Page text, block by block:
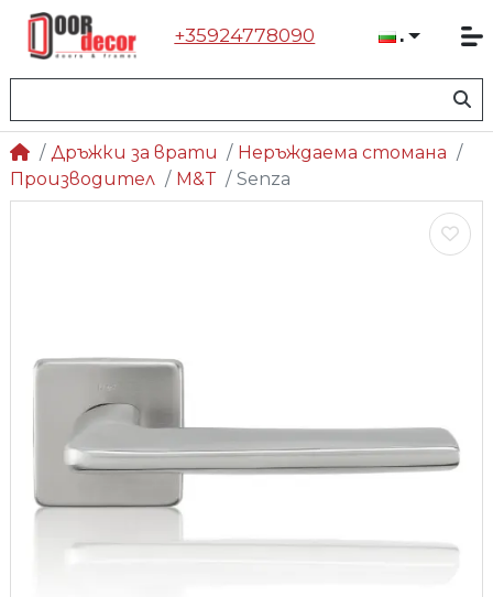
+35924778090
Дръжки за врати
Неръждаема стомана
Производител
M&T Senza